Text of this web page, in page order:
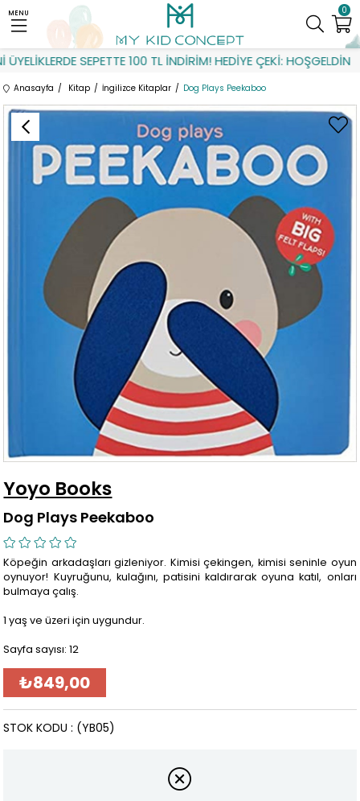
SEPETTE 100 TL İNDİRİM! HEDİYE ÇEKİ: HOŞGELDİN
0
MENU
Anasayfa Kitap İngilizce Kitaplar Dog Plays Peekaboo
Yoyo Books
Dog Plays Peekaboo
Köpeğin arkadaşları gizleniyor. Kimisi çekingen, kimisi seninle oyun
oynuyor! Kuyruğunu, kulağını, patisini kaldırarak oyuna katıl, onları
bulmaya çalış.
1 yaş ve üzeri için uygundur.
Sayfa sayısı: 12
₺849,00
(YB05)
STOK KODU